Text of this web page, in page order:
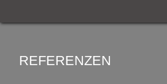
REFERENZEN